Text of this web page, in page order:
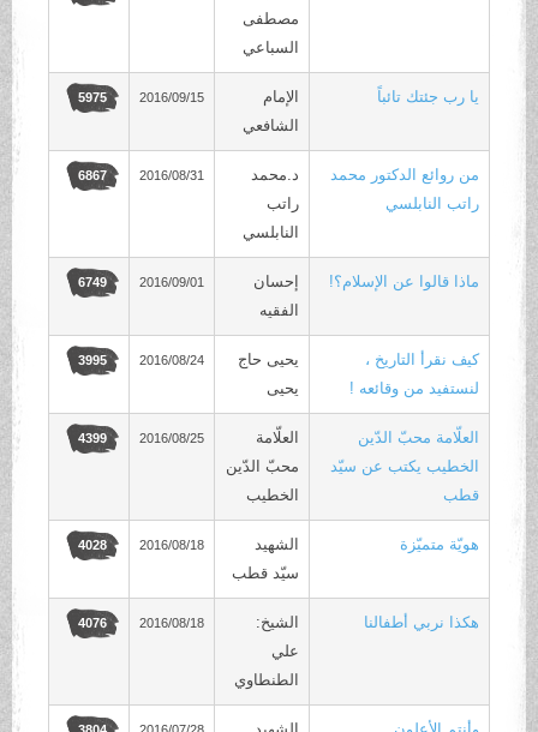
مصطفى
السباعي
يا رب جئتك تائباً
الإمام
الشافعي
2016/09/15
5975
من روائع الدكتور محمد
راتب النابلسي
د.محمد
راتب
النابلسي
2016/08/31
6867
ماذا قالوا عن الإسلام؟!
إحسان
الفقيه
2016/09/01
6749
كيف نقرأ التاريخ ،
لنستفيد من وقائعه !
يحيى حاج
يحيى
2016/08/24
3995
العلّامة محبّ الدّين
الخطيب يكتب عن سيّد
قطب
العلّامة
محبّ الدّين
الخطيب
2016/08/25
4399
هويّة متميّزة
الشهيد
سيّد قطب
2016/08/18
4028
هكذا نربي أطفالنا
الشيخ:
علي
الطنطاوي
2016/08/18
4076